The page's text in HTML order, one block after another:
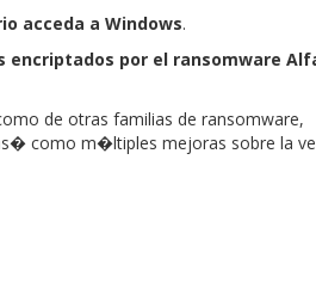
acceda a Windows.
encriptados por el ransomware
de otras familias de ransomware,
como m�ltiples mejoras sobre la